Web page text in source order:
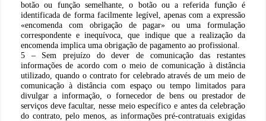
botão ou função semelhante, o botão ou a referida função é
identificada de forma facilmente legível, apenas com a expressão
«encomenda com obrigação de pagar» ou uma formulação
correspondente e inequívoca, que indique que a realização da
encomenda implica uma obrigação de pagamento ao profissional.
5 – Sem prejuízo do dever de comunicação das restantes
informações de acordo com o meio de comunicação à distância
utilizado, quando o contrato for celebrado através de um meio de
comunicação à distância com espaço ou tempo limitados para
divulgar a informação, o fornecedor de bens ou prestador de
serviços deve facultar, nesse meio específico e antes da celebração
do contrato, pelo menos, as informações pré-contratuais exigidas